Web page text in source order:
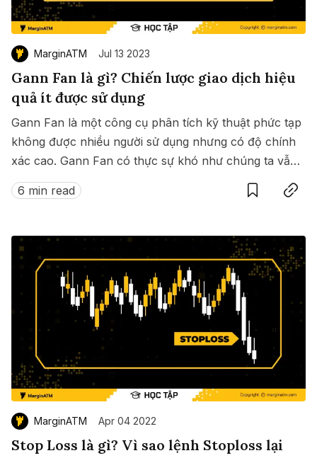
MarginATM Jul 13 2023
Gann Fan là gì? Chiến lược giao dịch hiệu
quả ít được sử dụng
Gann Fan là một công cụ phân tích kỹ thuật phức tạp
không được nhiều người sử dụng nhưng có độ chính
xác cao. Gann Fan có thực sự khó như chúng ta vẫn
nghĩ?
6 min read
SaveCopy link
MarginATM Apr 04 2022
Stop Loss là gì? Vì sao lệnh Stoploss lại